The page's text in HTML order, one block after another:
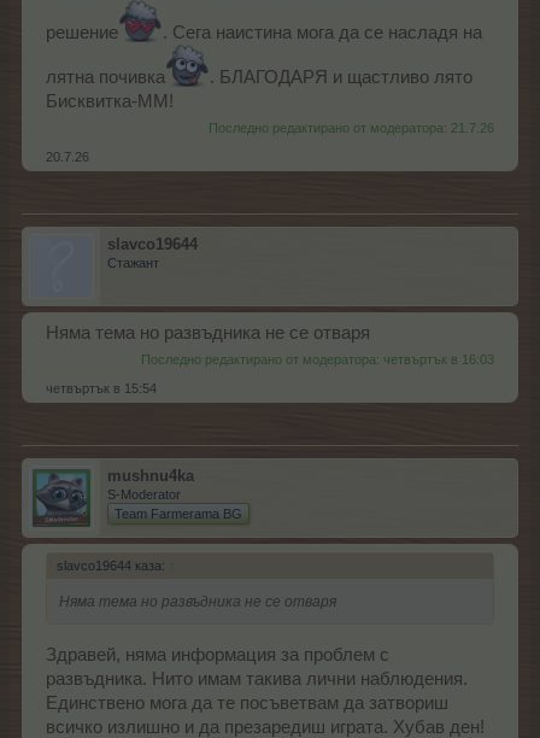
решение . Сега наистина мога да се насладя на
лятна почивка
. БЛАГОДАРЯ и щастливо лято
Бисквитка-ММ!
Последно редактирано от модератора: 21.7.26
20.7.26
slavco19644
Стажант
Няма тема но развъдника не се отваря
Последно редактирано от модератора: четвъртък в 16:03
четвъртък в 15:54
mushnu4ka
S-Moderator
Team Farmerama BG
slavco19644 каза: ↑
Няма тема но развъдника не се отваря
Здравей, няма информация за проблем с
развъдника. Нито имам такива лични наблюдения.
Единствено мога да те посъветвам да затвориш
всичко излишно и да презаредиш играта. Хубав ден!